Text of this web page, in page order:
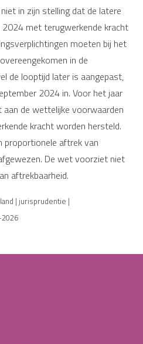
in zijn stelling dat de latere
2024 met terugwerkende kracht
moeten bij het
in de
de looptijd later is aangepast,
2024 in. Voor het jaar
de wettelijke voorwaarden
kracht worden hersteld.
proportionele aftrek van
De wet voorziet niet
aftrekbaarheid.
| jurisprudentie |
2026